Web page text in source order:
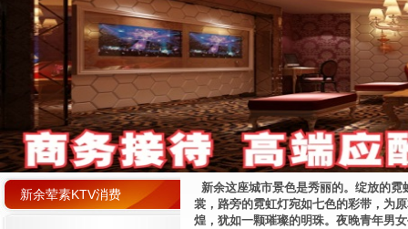
新余荤素KTV消费
新余这座城市景色是秀丽的。绽放的
裳，路旁的霓虹灯宛如七色的彩带，为
煌，犹如一颗璀璨的明珠。夜晚青年男